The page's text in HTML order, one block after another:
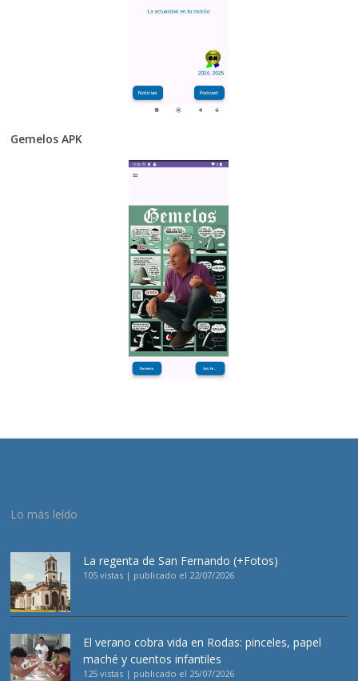
Gemelos APK
Lo más leído
La regenta de San Fernando (+Fotos)
105 vistas | publicado el 22/07/2026
El verano cobra vida en Rodas: pinceles, papel
maché y cuentos infantiles
125 vistas | publicado el 25/07/2026